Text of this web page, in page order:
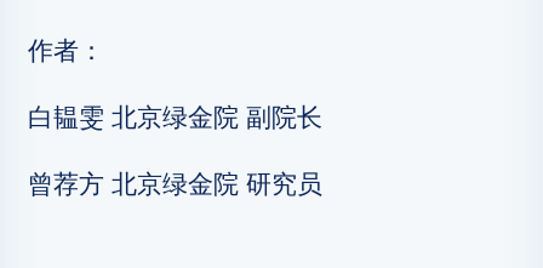
作者：
白韫雯 北京绿金院 副院长
曾荐方 北京绿金院 研究员